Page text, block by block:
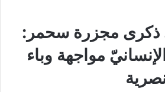
ذكرى مجزرة سحمر:
مواجهة وباء